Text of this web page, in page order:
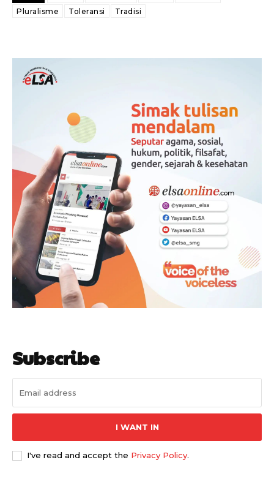
Pluralisme
Toleransi Tradisi
Subscribe
I WANT IN
I've read and accept the Privacy Policy.